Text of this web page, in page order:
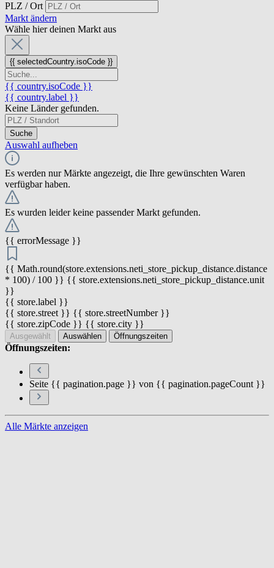
PLZ / Ort
Markt ändern
Wähle hier deinen Markt aus
{{ selectedCountry.isoCode }}
{{ country.isoCode }}
{{ country.label }}
Keine Länder gefunden.
Suche
Auswahl aufheben
Es werden nur Märkte angezeigt, die Ihre gewünschten Waren
verfügbar haben.
Es wurden leider keine passender Markt gefunden.
{{ errorMessage }}
{{ Math.round(store.extensions.neti_store_pickup_distance.distance
* 100) / 100 }} {{ store.extensions.neti_store_pickup_distance.unit
}}
{{ store.label }}
{{ store.street }} {{ store.streetNumber }}
{{ store.zipCode }} {{ store.city }}
Ausgewählt Auswählen Öffnungszeiten
Öffnungszeiten:
Seite {{ pagination.page }} von {{ pagination.pageCount }}
Alle Märkte anzeigen